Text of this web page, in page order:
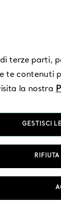
terze
contenuti
la nostra
GESTISCI